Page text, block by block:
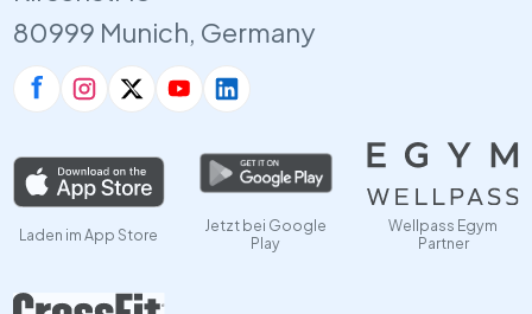
80999 Munich, Germany
Laden im App Store
Jetzt bei Google
Play
Wellpass Egym
Partner